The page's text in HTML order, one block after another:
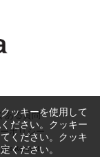
ある質問
ポリシー
Reserved.
ッキーを使用して
ださい。クッキー
ください。クッキ
ください。